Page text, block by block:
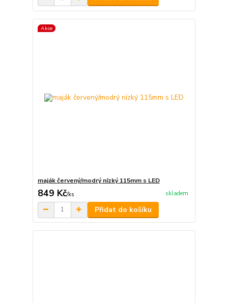
Akce
maják červený/modrý nízký 115mm s LED
849 Kč/ks skladem
Přidat do košíku